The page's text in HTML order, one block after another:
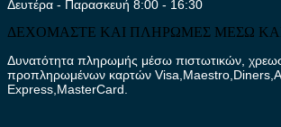
Δευτέρα - Παρασκευή 8:00 - 16:30
ΔΕΧΟΜΑΣΤΕ ΚΑΙ ΠΛΗΡΩΜΕΣ ΜΕΣΩ
Δυνατότητα πληρωμής μέσω πιστωτικών,
προπληρωμένων καρτών
Express,MasterCard.